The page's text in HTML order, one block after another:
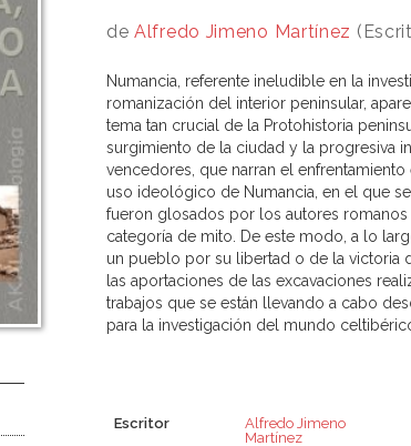
deAlfredo Jimeno Martínez
Numancia, referente ineludible en la
romanización del interior peninsular,
tema tan crucial de la Protohistoria
surgimiento de la ciudad y la progresiva
vencedores, que narran el
uso ideológico de Numancia, en el que
fueron glosados por los autores
categoría de mito. De este modo, a lo
un pueblo por su libertad o de la victoria
las aportaciones de las excavaciones
trabajos que se están llevando a cabo
para la investigación del mundo
Escritor
Alfredo Jimeno
Martínez